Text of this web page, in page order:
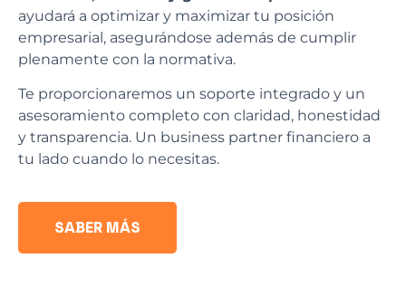
ayudará a optimizar y maximizar tu posición
empresarial, asegurándose además de cumplir
plenamente con la normativa.
Te proporcionaremos un soporte integrado y un
asesoramiento completo con claridad, honestidad
y transparencia. Un business partner financiero a
tu lado cuando lo necesitas.
SABER MÁS